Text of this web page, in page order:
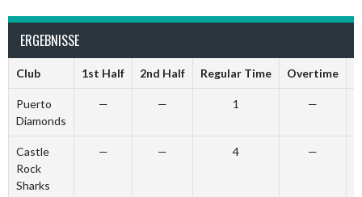
ERGEBNISSE
Club 1st Half 2nd Half Regular Time Overtime
Puerto
Diamonds
— — 1 —
Castle
Rock
Sharks
— — 4 —